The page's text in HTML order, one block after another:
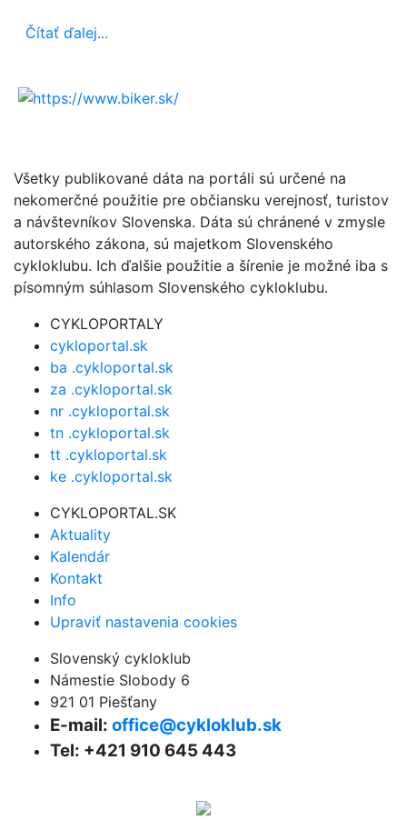
Čítať ďalej...
Všetky publikované dáta na portáli sú určené na
nekomerčné použitie pre občiansku verejnosť, turistov
a návštevníkov Slovenska. Dáta sú chránené v zmysle
autorského zákona, sú majetkom Slovenského
cykloklubu. Ich ďalšie použitie a šírenie je možné iba s
písomným súhlasom Slovenského cykloklubu.
CYKLOPORTALY
cykloportal.sk
ba .cykloportal.sk
za .cykloportal.sk
nr .cykloportal.sk
tn .cykloportal.sk
tt .cykloportal.sk
ke .cykloportal.sk
CYKLOPORTAL.SK
Aktuality
Kalendár
Kontakt
Info
Upraviť nastavenia cookies
Slovenský cykloklub
Námestie Slobody 6
921 01 Piešťany
E-mail: office@cykloklub.sk
Tel: +421 910 645 443